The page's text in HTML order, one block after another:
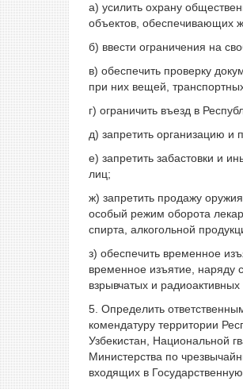
а) усилить охрану
объектов, обеспечивающих
б) ввести ограничения на
в) обеспечить проверку
при них вещей,
г) ограничить въезд в
д) запретить организацию
е) запретить забастовки и
лиц;
ж) запретить продажу
особый режим оборота
спирта, алкогольной
з) обеспечить временное
временное изъятие, наряду
взрывчатых и радиоактивных
5. Определить
комендатуру территории
Узбекистан, Национальной
Министерства по
входящих в